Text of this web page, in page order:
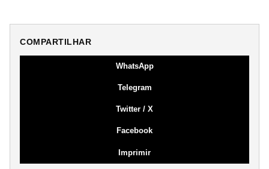
COMPARTILHAR
WhatsApp
Telegram
Twitter / X
Facebook
Imprimir